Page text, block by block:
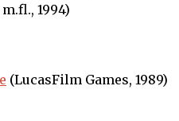
1994)
(LucasFilm Games, 1989)